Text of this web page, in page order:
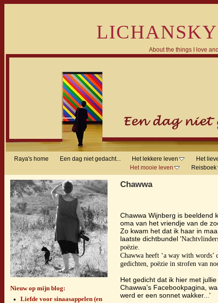
About the things I love
Raya's home Een dag niet gedacht... Het lekkere leven
Het
Het mooie leven
Reisboek
Nieuw op mijn blog:
Liefde voor sinaasappelen (en
Chawwa
Chawwa Wijnberg is beeldend
oma van het vriendje van de
Zo kwam het dat ik haar in
laatste dichtbundel '
poëzie.
Chawwa heeft ‘a way with
gedichten, poëzie in strofen van
Het gedicht dat ik hier met
Chawwa's Facebookpagina,
werd er een sonnet wakker...'